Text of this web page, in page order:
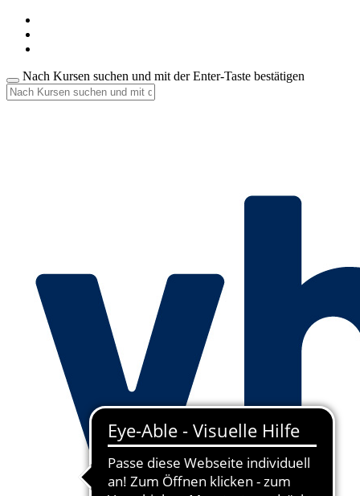
Nach Kursen suchen und mit der Enter-Taste bestätigen